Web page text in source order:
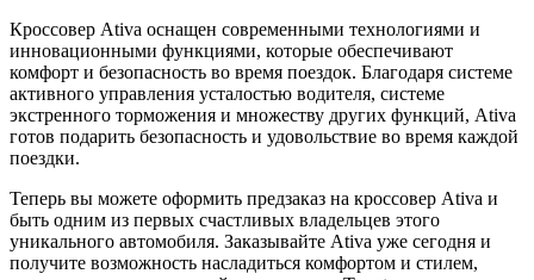
Кроссовер Ativa оснащен современными технологиями и
инновационными функциями, которые обеспечивают
комфорт и безопасность во время поездок. Благодаря системе
активного управления усталостью водителя, системе
экстренного торможения и множеству других функций, Ativa
готов подарить безопасность и удовольствие во время каждой
поездки.
Теперь вы можете оформить предзаказ на кроссовер Ativa и
быть одним из первых счастливых владельцев этого
уникального автомобиля. Заказывайте Ativa уже сегодня и
получите возможность насладиться комфортом и стилем,